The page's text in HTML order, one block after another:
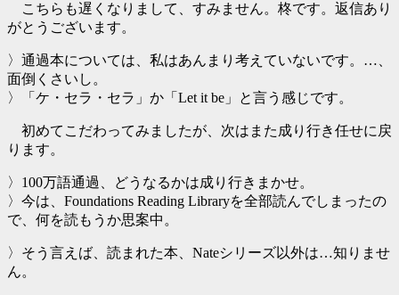
こちらも遅くなりまして、すみません。柊です。返信あり
がとうございます。
〉通過本については、私はあんまり考えていないです。…、
面倒くさいし。
〉「ケ・セラ・セラ」か「Let it be」と言う感じです。
初めてこだわってみましたが、次はまた成り行き任せに戻
ります。
〉100万語通過、どうなるかは成り行きまかせ。
〉今は、Foundations Reading Libraryを全部読んでしまったの
で、何を読もうか思案中。
〉そう言えば、読まれた本、Nateシリーズ以外は…知りませ
ん。